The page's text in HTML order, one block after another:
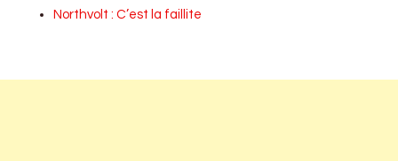
Northvolt : C’est la faillite